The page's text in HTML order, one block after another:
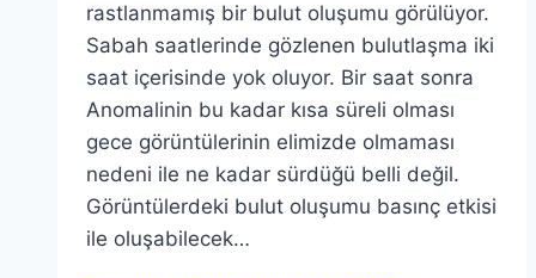
rastlanmamış bir bulut oluşumu görülüyor.
Sabah saatlerinde gözlenen bulutlaşma iki
saat içerisinde yok oluyor. Bir saat sonra
Anomalinin bu kadar kısa süreli olması
gece görüntülerinin elimizde olmaması
nedeni ile ne kadar sürdüğü belli değil.
Görüntülerdeki bulut oluşumu basınç etkisi
ile oluşabilecek…